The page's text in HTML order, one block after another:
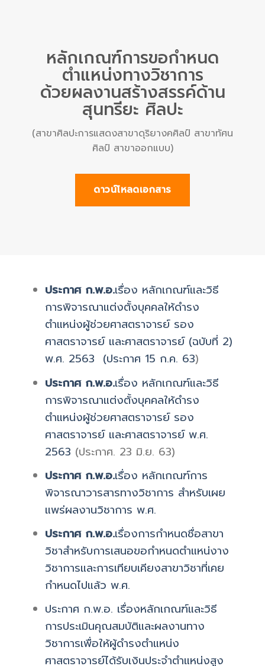
หลักเกณฑ์การขอกำหนด
ตำแหน่งทางวิชาการ
ด้วยผลงานสร้างสรรค์ด้าน
สุนทรียะ ศิลปะ
(สาขาศิลปะการแสดงสาขาดุริยางคศิลป์ สาขาทัศน
ศิลป์ สาขาออกแบบ)
ดาวน์โหลดเอกสาร
ประกาศ ก.พ.อ.เรื่อง หลักเกณฑ์และวิธี
การพิจารณาแต่งตั้งบุคคลให้ดำรง
ตำแหน่งผู้ช่วยศาสตราจารย์ รอง
ศาสตราจารย์ และศาสตราจารย์ (ฉบับที่ 2)
พ.ศ. 2563 (ประกาศ 15 ก.ค. 63)
ประกาศ ก.พ.อ.เรื่อง หลักเกณฑ์และวิธี
การพิจารณาแต่งตั้งบุคคลให้ดำรง
ตำแหน่งผู้ช่วยศาสตราจารย์ รอง
ศาสตราจารย์ และศาสตราจารย์ พ.ศ.
2563 (ประกาศ. 23 มิ.ย. 63)
ประกาศ ก.พ.อ.เรื่อง หลักเกณฑ์การ
พิจารณาวารสารทางวิชาการ สำหรับเผย
แพร่ผลงานวิชาการ พ.ศ.
ประกาศ ก.พ.อ.เรื่องการกำหนดชื่อสาขา
วิชาสำหรับการเสนอขอกำหนดตำแหน่งาง
วิชาการและการเทียบเคียงสาขาวิชาที่เคย
กำหนดไปแล้ว พ.ศ.
ประกาศ ก.พ.อ. เรื่องหลักเกณฑ์และวิธี
การประเมินคุณสมบัติและผลงานทาง
วิชาการเพื่อให้ผู้ดำรงตำแหน่ง
ศาสตราจารย์ได้รับเงินประจำตำแหน่งสูง